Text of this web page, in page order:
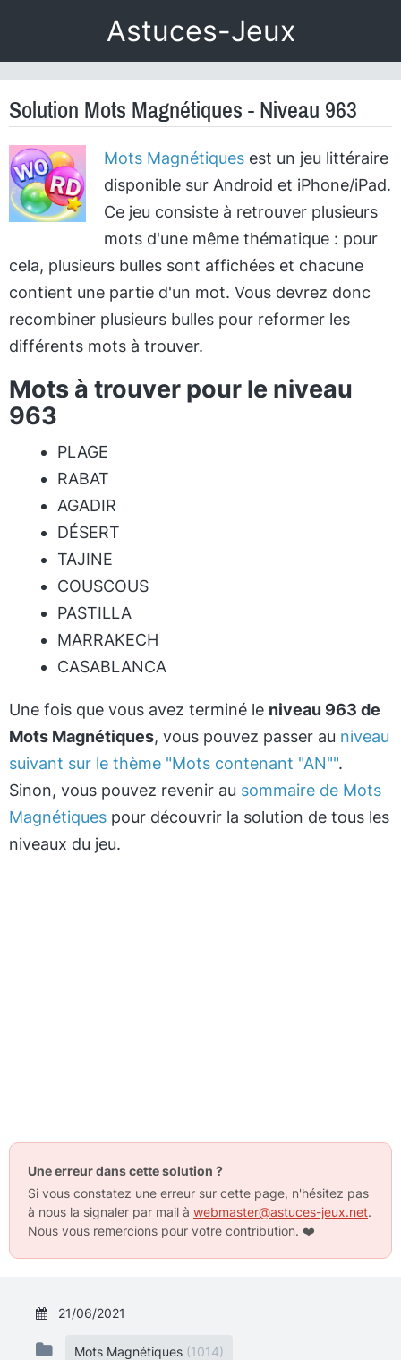
Astuces-Jeux
Solution Mots Magnétiques - Niveau 963
Mots Magnétiquesest un jeu littéraire
disponible sur Android et iPhone/iPad.
Ce jeu consiste à retrouver plusieurs
mots d'une même thématique : pour
cela, plusieurs bulles sont affichées et chacune
contient une partie d'un mot. Vous devrez donc
recombiner plusieurs bulles pour reformer les
différents mots à trouver.
Mots à trouver pour le niveau
963
PLAGE
RABAT
AGADIR
DÉSERT
TAJINE
COUSCOUS
PASTILLA
MARRAKECH
CASABLANCA
Une fois que vous avez terminé le niveau 963 de
Mots Magnétiques, vous pouvez passer au niveau
suivant sur le thème "Mots contenant "AN"".
Sinon, vous pouvez revenir au sommaire de Mots
Magnétiques pour découvrir la solution de tous les
niveaux du jeu.
Une erreur dans cette solution ?
Si vous constatez une erreur sur cette page, n'hésitez pas
à nous la signaler par mail à webmaster@astuces-jeux.net.
Nous vous remercions pour votre contribution. ❤️
21/06/2021
Mots Magnétiques (1014)